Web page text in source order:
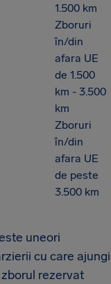
1.500 km
Zboruri
în/din
afara UE
de 1.500
km - 3.500
km
Zboruri
în/din
afara UE
de peste
3.500 km
uneori
cu care ajungi
rezervat